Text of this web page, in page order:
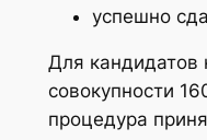
успешно
Для кандидатов
совокупности
процедура